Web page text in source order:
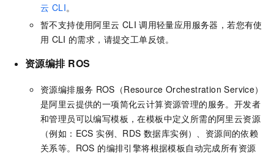
云 CLI。
暂不支持使用阿里云 CLI 调用轻量应用服务器 ，若您有使
用 CLI 的需求，请提交工单反馈。
资源编排 ROS
资源编排服务 ROS（Resource Orchestration Service）
是阿里云提供的一项简化云计算资源管理的服务。开发者
和管理员可以编写模板，在模板中定义所需的阿里云资源
（例如：ECS 实例、RDS 数据库实例）、资源间的依赖
关系等。ROS 的编排引擎将根据模板自动完成所有资源